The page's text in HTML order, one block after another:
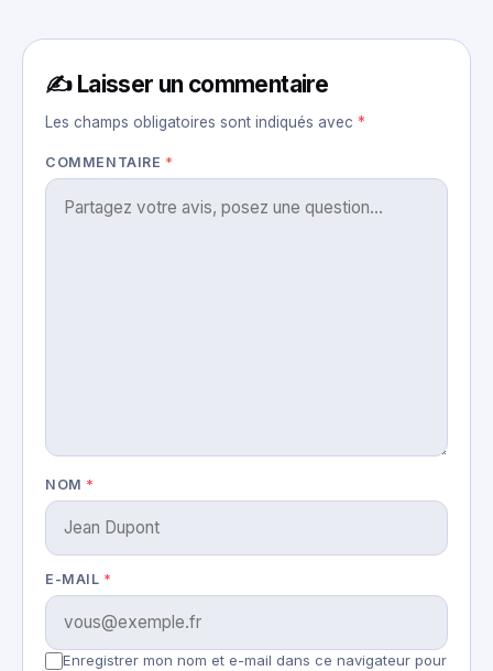
✍️ Laisser un commentaire
Les champs obligatoires sont indiqués avec *
COMMENTAIRE *
NOM *
E-MAIL *
Enregistrer mon nom et e-mail dans ce navigateur pour